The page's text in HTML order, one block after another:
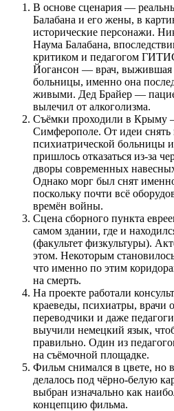
В основе сценария —
Балабана и его жены, в
исторические персонажи.
Наума Балабана,
критиком и педагогом
Йогансон — врач, выжившая
больницы, именно она
живыми. Дед Брайер —
вылечил от алкоголизма.
Съёмки проходили в Крыму
Симферополе. От идеи снять
психиатрической больницы
пришлось отказаться из-за
дворы современных
Однако морг был снят
поскольку почти всё
времён войны.
Сцена сборного пункта
самом здании, где и
(факультет физкультуры).
этом. Некоторым
что именно по этим
на смерть.
На проекте работали
краеведы, психиатры, врачи
переводчики и даже
выучили немецкий язык,
правильно. Один из
на съёмочной площадке.
Фильм снимался в цвете, но
делалось под чёрно-белую
выбран изначально как
концепцию фильма.